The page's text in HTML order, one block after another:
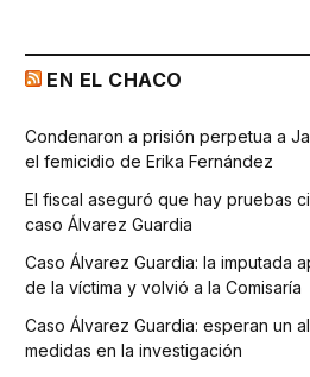
EN EL CHACO
Condenaron a prisión perpetua a
el femicidio de Erika Fernández
El fiscal aseguró que hay pruebas
caso Álvarez Guardia
Caso Álvarez Guardia: la imputada
de la víctima y volvió a la Comisaría
Caso Álvarez Guardia: esperan un
medidas en la investigación